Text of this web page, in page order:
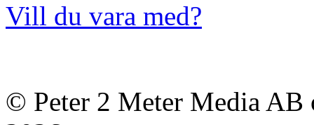
Vill du vara med?
© Peter 2 Meter Media AB